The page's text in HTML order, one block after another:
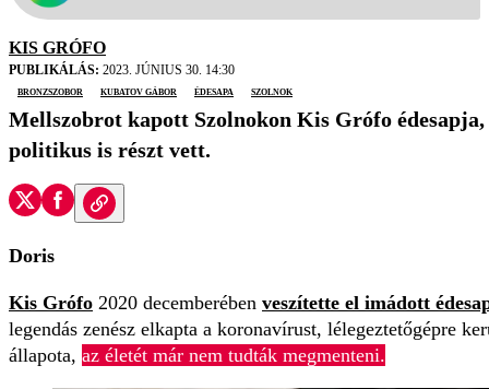
KIS GRÓFO
PUBLIKÁLÁS: 2023. JÚNIUS 30. 14:30
bronzszobor
Kubatov Gábor édesapa Szolnok
Mellszobrot kapott Szolnokon Kis Grófo édesapja,
politikus is részt vett.
Doris
Kis Grófo 2020 decemberében veszítette el imádott
legendás zenész elkapta a koronavírust, lélegeztetőgépre
állapota, az életét már nem tudták megmenteni.